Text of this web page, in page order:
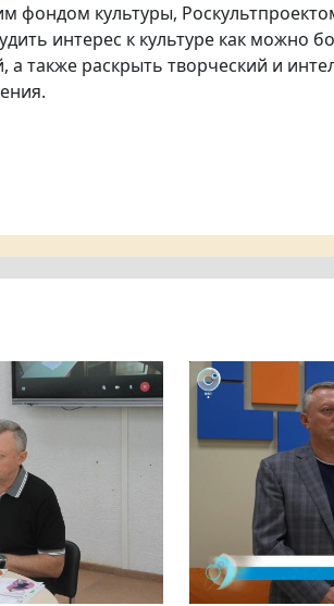
фондом культуры,
интерес к культуре как можно
а также раскрыть творческий и